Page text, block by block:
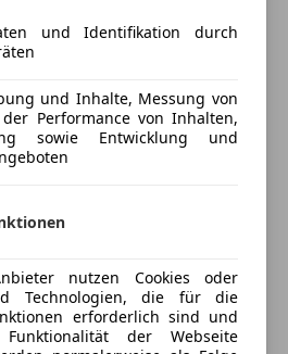
+ Innenraumüberwachung /
up-Horn
Digital)
Autom. Distanzregelung
(Front
Fahrprofilauswahl Drive
Fernlichtregulierung (Light
und Identifikation durch
und Inhalte, Messung von
Performance von Inhalten,
sowie Entwicklung und
nutzen Cookies oder
Technologien, die für die
erforderlich sind und
der Webseite